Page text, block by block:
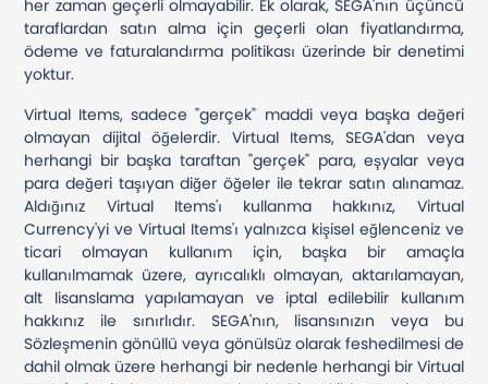
her zaman geçerli olmayabilir. Ek olarak, SEGA'nın üçüncü
taraflardan satın alma için geçerli olan fiyatlandırma,
ödeme ve faturalandırma politikası üzerinde bir denetimi
yoktur.
Virtual Items, sadece "gerçek" maddi veya başka değeri
olmayan dijital öğelerdir. Virtual Items, SEGA'dan veya
herhangi bir başka taraftan "gerçek" para, eşyalar veya
para değeri taşıyan diğer öğeler ile tekrar satın alınamaz.
Aldığınız Virtual Items'ı kullanma hakkınız, Virtual
Currency'yi ve Virtual Items'ı yalnızca kişisel eğlenceniz ve
ticari olmayan kullanım için, başka bir amaçla
kullanılmamak üzere, ayrıcalıklı olmayan, aktarılamayan,
alt lisanslama yapılamayan ve iptal edilebilir kullanım
hakkınız ile sınırlıdır. SEGA'nın, lisansınızın veya bu
Sözleşmenin gönüllü veya gönülsüz olarak feshedilmesi de
dahil olmak üzere herhangi bir nedenle herhangi bir Virtual